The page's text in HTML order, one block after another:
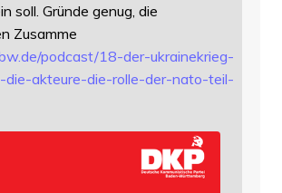
soll. Gründe genug, die
Zusamme
podcast/18-der-ukrainekrieg-
die-akteure-die-rolle-der-nato-teil-